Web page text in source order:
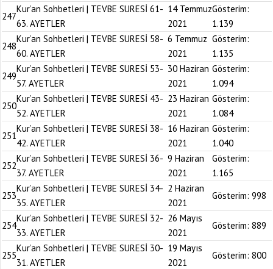
247
Kur’an Sohbetleri | TEVBE SURESİ 61-
63. AYETLER
14 Temmuz
2021
Gösterim:
1.139
248
Kur’an Sohbetleri | TEVBE SURESİ 58-
60. AYETLER
6 Temmuz
2021
Gösterim:
1.135
249
Kur’an Sohbetleri | TEVBE SURESİ 53-
57. AYETLER
30 Haziran
2021
Gösterim:
1.094
250
Kur’an Sohbetleri | TEVBE SURESİ 43-
52. AYETLER
23 Haziran
2021
Gösterim:
1.084
251
Kur’an Sohbetleri | TEVBE SURESİ 38-
42. AYETLER
16 Haziran
2021
Gösterim:
1.040
252
Kur’an Sohbetleri | TEVBE SURESİ 36-
37. AYETLER
9 Haziran
2021
Gösterim:
1.165
253
Kur’an Sohbetleri | TEVBE SURESİ 34-
35. AYETLER
2 Haziran
2021
Gösterim: 998
254
Kur’an Sohbetleri | TEVBE SURESİ 32-
33. AYETLER
26 Mayıs
2021
Gösterim: 889
255
Kur’an Sohbetleri | TEVBE SURESİ 30-
31. AYETLER
19 Mayıs
2021
Gösterim: 800